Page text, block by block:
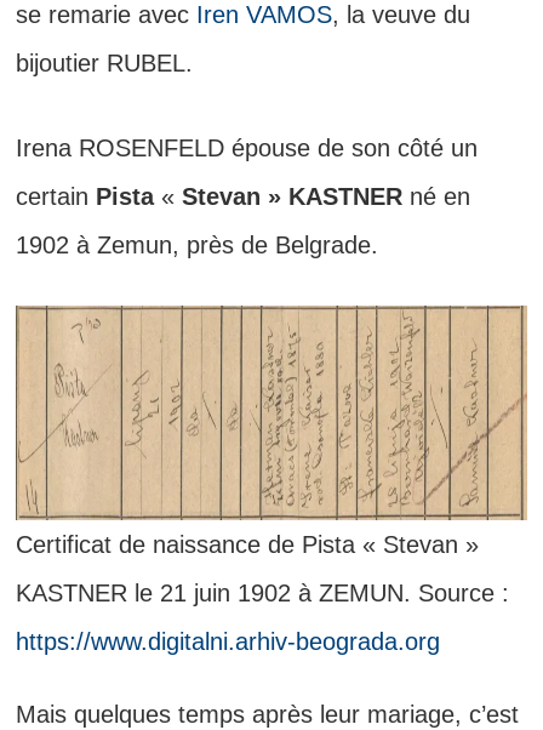
se remarie avec Iren VAMOS, la veuve du
bijoutier RUBEL.
Irena ROSENFELD épouse de son côté un
certain Pista « Stevan » KASTNERné en
1902 à Zemun, près de Belgrade.
Certificat de naissance de Pista « Stevan »
KASTNER le 21 juin 1902 à ZEMUN. Source :
https://www.digitalni.arhiv-beograda.org
Mais quelques temps après leur mariage, c’est